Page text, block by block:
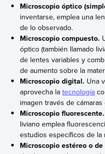
Microscopio óptico
inventarse, emplea una
de lo observado.
Microscopio compuesto.
óptico (también llamado
de lentes variables y
de aumento sobre la
Microscopio digital. Una
aprovecha latecnología
imagen través de
Microscopio fluorescente.
liviano emplea
estudios específicos de la
Microscopio estéreo o